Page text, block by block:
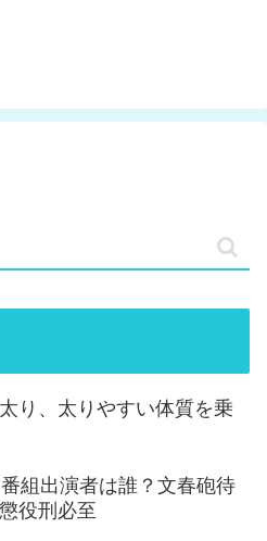
り、太りやすい体質を乗
組出演者は誰？文春砲待
役刑必至